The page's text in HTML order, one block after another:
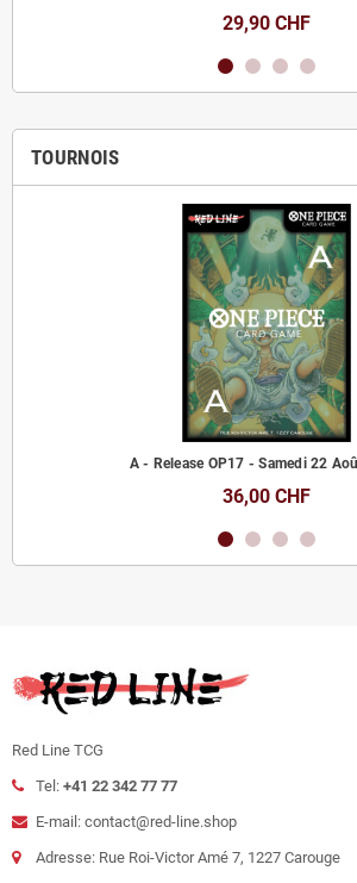
29,90 CHF
TOURNOIS
A - Release OP17 - Samedi 22
36,00 CHF
Red Line TCG
Tel: +41 22 342 77 77
E-mail: contact@red-line.shop
Adresse: Rue Roi-Victor Amé 7, 1227 Carouge